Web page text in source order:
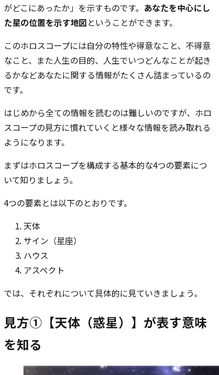
がどこにあったか」を示すものです。 あなたを中心にし
た星の位置を示す地図ということができます。
このホロスコープには自分の特性や得意なこと、不得意
なこと、また人生の目的、人生でいつどんなことが起き
るかなどあなたに関する情報がたくさん詰まっているの
です。
はじめから全ての情報を読むのは難しいのですが、ホロ
スコープの見方に慣れていくと様々な情報を読み取れる
ようになります。
まずはホロスコープを構成する基本的な4つの要素につ
いて知りましょう。
4つの要素とは以下のとおりです。
天体
サイン（星座）
ハウス
アスペクト
では、それぞれについて具体的に見ていきましょう。
見方①【天体（惑星）】が表す意味
を知る